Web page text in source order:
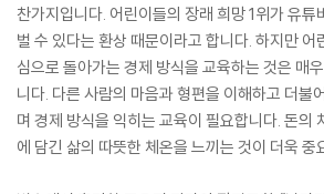
찬가지입니다. 어린이들의 장래 희망 1위가 유튜
벌 수 있다는 환상 때문이라고 합니다. 하지만 어
심으로 돌아가는 경제 방식을 교육하는 것은 매
니다. 다른 사람의 마음과 형편을 이해하고 더불
며 경제 방식을 익히는 교육이 필요합니다. 돈의
에 담긴 삶의 따뜻한 체온을 느끼는 것이 더욱 중